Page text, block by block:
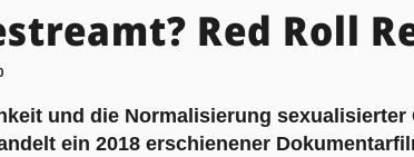
Red Roll
und die Normalisierung
ein 2018 erschienener